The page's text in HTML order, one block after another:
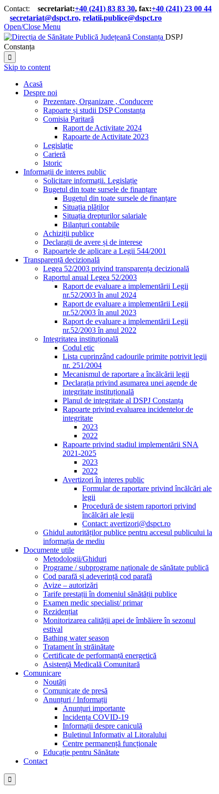
Contact: secretariat:+40 (241) 83 83 30, fax:+40 (241) 23 00 44
secretariat@dspct.ro, relatii.publice@dspct.ro
Open/Close Menu
DSPJ
Constanța

Skip to content
Acasă
Despre noi
Prezentare, Organizare , Conducere
Rapoarte și studii DSP Constanța
Comisia Paritară
Raport de Activitate 2024
Rapoarte de Activitate 2023
Legislație
Carieră
Istoric
Informații de interes public
Solicitare informații. Legislație
Bugetul din toate sursele de finanțare
Bugetul din toate sursele de finanțare
Situația plăților
Situația drepturilor salariale
Bilanțuri contabile
Achiziții publice
Declarații de avere și de interese
Rapoartele de aplicare a Legii 544/2001
Transparență decizională
Legea 52/2003 privind transparența decizională
Raportul anual Legea 52/2003
Raport de evaluare a implementării Legii
nr.52/2003 în anul 2024
Raport de evaluare a implementării Legii
nr.52/2003 în anul 2023
Raport de evaluare a implementării Legii
nr.52/2003 în anul 2022
Integritatea instituțională
Codul etic
Lista cuprinzând cadourile primite potrivit legii
nr. 251/2004
Mecanismul de raportare a încălcării legii
Declarația privind asumarea unei agende de
integritate instituțională
Planul de integritate al DSPJ Constanța
Rapoarte privind evaluarea incidentelor de
integritate
2023
2022
Rapoarte privind stadiul implementării SNA
2021-2025
2023
2022
Avertizori în interes public
Formular de raportare privind încălcări ale
legii
Procedură de sistem raportori privind
încălcări ale legii
Contact: avertizori@dspct.ro
Ghidul autorităților publice pentru accesul publicului la
informația de mediu
Documente utile
Metodologii/Ghiduri
Programe / subprograme naționale de sănătate publică
Cod parafă și adeverință cod parafă
Avize – autorizări
Tarife prestații în domeniul sănătății publice
Examen medic specialist/ primar
Rezidențiat
Monitorizarea calității apei de îmbăiere în sezonul
estival
Bathing water season
Tratament în străinătate
Certificate de performanță energetică
Asistență Medicală Comunitară
Comunicare
Noutăți
Comunicate de presă
Anunțuri / Informații
Anunțuri importante
Incidența COVID-19
Informații despre caniculă
Buletinul Informativ al Litoralului
Centre permanență funcționale
Educație pentru Sănătate
Contact
